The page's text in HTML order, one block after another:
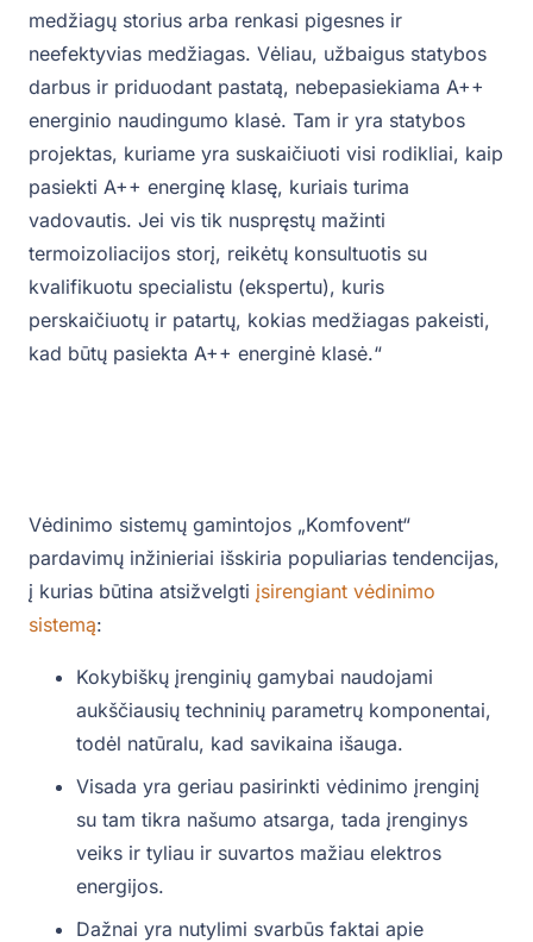
medžiagų storius arba renkasi pigesnes ir
neefektyvias medžiagas. Vėliau, užbaigus statybos
darbus ir priduodant pastatą, nebepasiekiama A++
energinio naudingumo klasė. Tam ir yra statybos
projektas, kuriame yra suskaičiuoti visi rodikliai, kaip
pasiekti A++ energinę klasę, kuriais turima
vadovautis. Jei vis tik nuspręstų mažinti
termoizoliacijos storį, reikėtų konsultuotis su
kvalifikuotu specialistu (ekspertu), kuris
perskaičiuotų ir patartų, kokias medžiagas pakeisti,
kad būtų pasiekta A++ energinė klasė.“
Vėdinimo sistemų gamintojos „Komfovent“
pardavimų inžinieriai išskiria populiarias tendencijas,
į kurias būtina atsižvelgti įsirengiant vėdinimo
sistemą:
Kokybiškų įrenginių gamybai naudojami
aukščiausių techninių parametrų komponentai,
todėl natūralu, kad savikaina išauga.
Visada yra geriau pasirinkti vėdinimo įrenginį
su tam tikra našumo atsarga, tada įrenginys
veiks ir tyliau ir suvartos mažiau elektros
energijos.
Dažnai yra nutylimi svarbūs faktai apie